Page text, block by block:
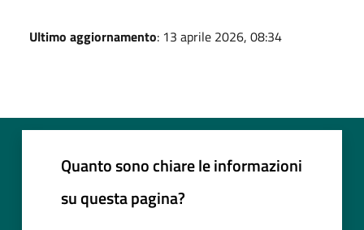
Ultimo aggiornamento: 13 aprile 2026, 08:34
Quanto sono chiare le informazioni
su questa pagina?